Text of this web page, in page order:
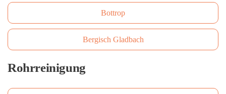
Bottrop
Bergisch Gladbach
Rohrreinigung